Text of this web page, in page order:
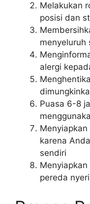
Melakukan
posisi dan
menyeluruh
alergi
Puasa 6-8
karena
sendiri
pereda